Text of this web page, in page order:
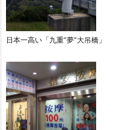
日本一高い「九重“夢”大吊橋」